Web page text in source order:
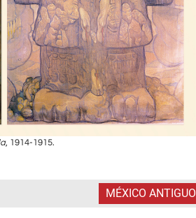
, 1914-1915.
MÉXICO ANTIGUO